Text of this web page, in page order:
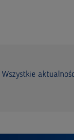
Wszystkie